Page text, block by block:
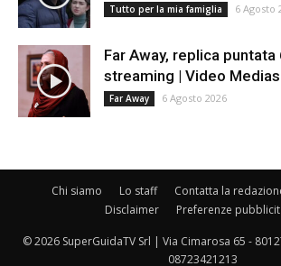
Tutto per la mia famiglia 6 Agosto
Far Away, replica
streaming | Video
Far Away 6 Agosto 2026
Chi siamo Lo staff Contatta la
Disclaimer
Preferenze
© 2026 SuperGuidaTV Srl | Via Cimarosa 65 -
08723421213